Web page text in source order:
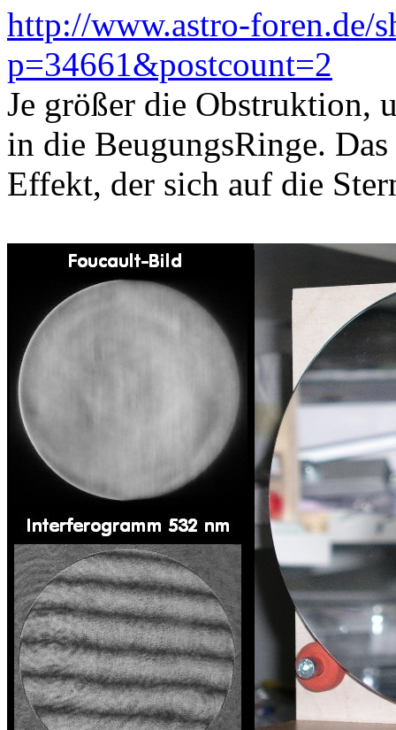
http://www.astro-foren.de/
p=34661&postcount=2
Je größer die Obstruktion,
in die BeugungsRinge.
Effekt, der sich auf die